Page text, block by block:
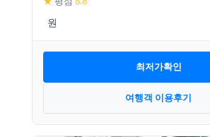
최저가확인
여행객 이용후기